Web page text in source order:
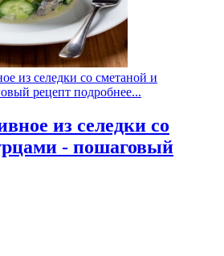
из селедки со сметаной и
рецепт подробнее...
из селедки со
- пошаговый